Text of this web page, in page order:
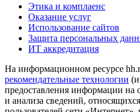
Этика и комплаенс
Оказание услуг
Использование сайтов
Защита персональных
ИТ аккредитация
На информационном ресурсе
рекомендательные технологии
предоставления информации на
и анализа сведений,